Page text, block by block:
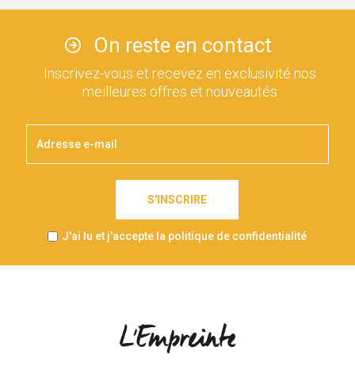
On reste en contact
Inscrivez-vous et recevez en exclusivité nos
meilleures offres et nouveautés
S'INSCRIRE
J'ai lu et j'accepte la politique de confidentialité